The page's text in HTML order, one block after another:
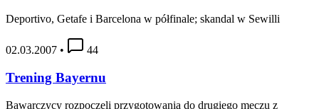
Deportivo, Getafe i Barcelona w półfinale; skandal w Sewilli
02.03.2007 • 44
Trening Bayernu
Bawarczycy rozpoczęli przygotowania do drugiego meczu z